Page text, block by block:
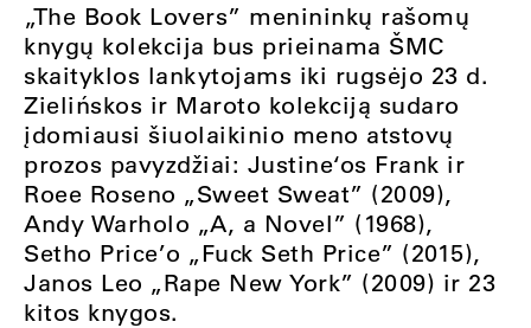
„The Book Lovers” menininkų rašomų
knygų kolekcija bus prieinama ŠMC
skaityklos lankytojams iki rugsėjo 23 d.
Zielińskos ir Maroto kolekciją sudaro
įdomiausi šiuolaikinio meno atstovų
prozos pavyzdžiai: Justine‘os Frank ir
Roee Roseno „Sweet Sweat” (2009),
Andy Warholo „A, a Novel” (1968),
Setho Price’o „Fuck Seth Price” (2015),
Janos Leo „Rape New York” (2009) ir 23
kitos knygos.